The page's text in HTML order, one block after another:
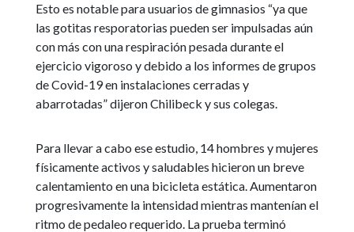
Esto es notable para usuarios de gimnasios “ya que
las gotitas resporatorias pueden ser impulsadas aún
con más con una respiración pesada durante el
ejercicio vigoroso y debido a los informes de grupos
de Covid-19 en instalaciones cerradas y
abarrotadas” dijeron Chilibeck y sus colegas.
Para llevar a cabo ese estudio, 14 hombres y mujeres
físicamente activos y saludables hicieron un breve
calentamiento en una bicicleta estática. Aumentaron
progresivamente la intensidad mientras mantenían el
ritmo de pedaleo requerido. La prueba terminó